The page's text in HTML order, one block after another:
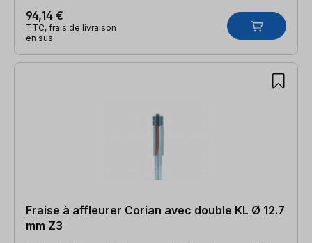
94,14 €
TTC, frais de livraison
en sus
Fraise à affleurer Corian avec double KL Ø 12.7
mm Z3